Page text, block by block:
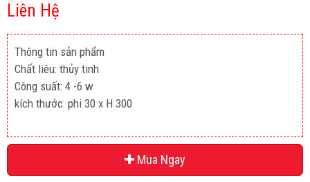
Liên Hệ
Thông tin sản phẩm
Chất liêu: thủy tinh
Công suất: 4 -6 w
kích thước: phi 30 x H 300
Mua Ngay